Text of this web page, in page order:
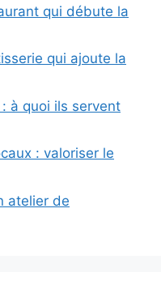
qui débute la
qui ajoute la
à quoi ils servent
: valoriser le
atelier de